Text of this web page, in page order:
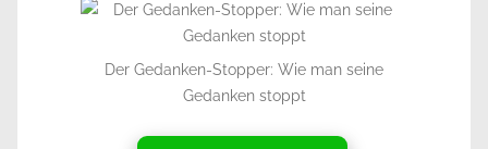
Der Gedanken-Stopper: Wie man seine
Gedanken stoppt